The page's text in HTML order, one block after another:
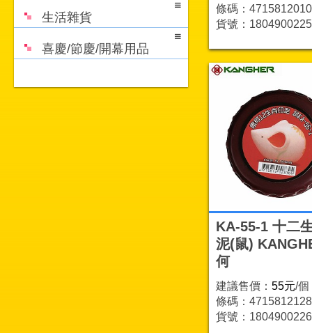
生活雜貨
喜慶/節慶/開幕用品
條碼：
貨號：1804900225
KA-55-1 十二
泥(鼠)
何
建議售價： 55元/個
條碼：
貨號：1804900226